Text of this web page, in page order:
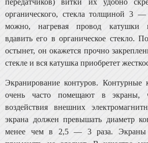
передатчиков) витки их удобно
органического, стекла толщиной 3
можно, нагревая провод катушки
вдавить его в органическое стекло.
остынет, он окажется прочно
стекле и вся катушка приобретет
Экранирование контуров. Контурные
очень часто помещают в экраны,
воздействия внешних
экрана должен превышать диаметр
менее чем в 2,5 — 3 раза. Экраны